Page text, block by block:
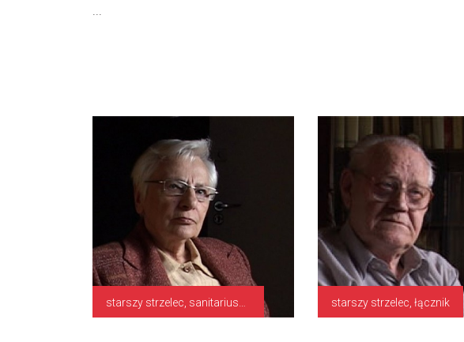
...
starszy strzelec, łącznik